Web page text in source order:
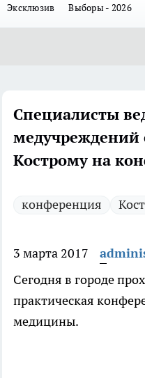
Эксклюзив Выборы - 2026
Специалисты
медучреждений
Кострому на
конференция
3 марта 2017
Сегодня в городе
практическая
медицины.